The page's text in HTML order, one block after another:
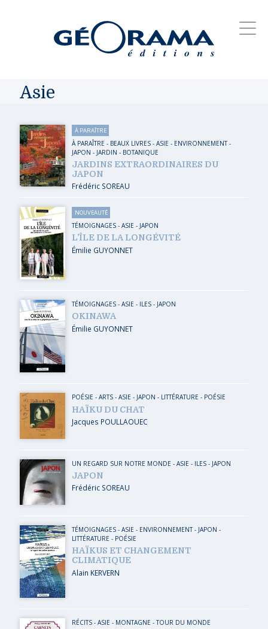
Asie
À PARAÎTRE
À PARAÎTRE - BEAUX LIVRES- ASIE - ENVIRONNEMENT-
JAPON - JARDIN - BOTANIQUE
JARDINS EXTRAORDINAIRES DU
JAPON
Frédéric SOREAU
NOUVEAUTÉ
TÉMOIGNAGES- ASIE - JAPON
L’ÎLE DE LA LONGÉVITÉ
Émilie GUYONNET
TÉMOIGNAGES- ASIE - ILES- JAPON
OKINAWA
Émilie GUYONNET
POÉSIE - ARTS- ASIE - JAPON - LITTÉRATURE - POÉSIE
HAÏKU DU CHAT
Jacques POULLAOUEC
UN REGARD SUR NOTRE MONDE - ASIE - ILES- JAPON
JAPON
Frédéric SOREAU
TÉMOIGNAGES- ASIE - ENVIRONNEMENT- JAPON -
LITTÉRATURE - POÉSIE
HAÏKUS ET CHANGEMENT
CLIMATIQUE
Alain KERVERN
RÉCITS- ASIE - MONTAGNE -TOUR DU MONDE